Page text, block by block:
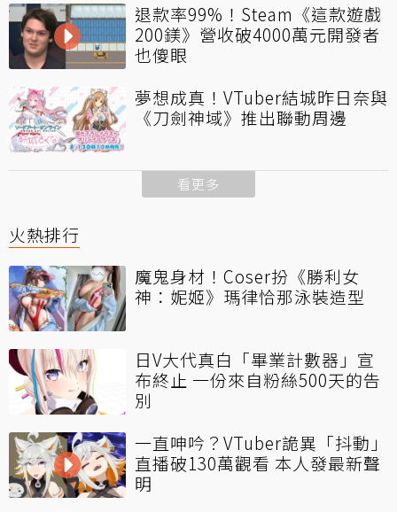
退款率99%！Steam《這款遊戲
200鎂》營收破4000萬元開發者
也傻眼
夢想成真！VTuber結城昨日奈與
《刀劍神域》推出聯動周邊
看更多
火熱排行
魔鬼身材！Coser扮《勝利女
神：妮姬》瑪律恰那泳裝造型
日V大代真白「畢業計數器」宣
布終止 一份來自粉絲500天的告
別
一直呻吟？VTuber詭異「抖動」
直播破130萬觀看 本人發最新聲
明